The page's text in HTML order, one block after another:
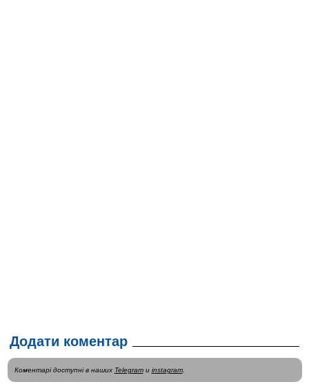
Додати коментар
Коментарі доступні в наших Telegramи instagram.